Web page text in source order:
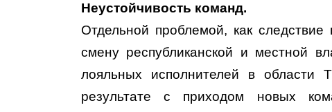
Неустойчивость команд.
Отдельной проблемой, как
смену республиканской и местной
лояльных исполнителей в области
результате с приходом новых